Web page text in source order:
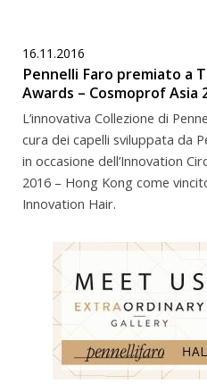
16.11.2016
Pennelli Faro premiato a
Awards – Cosmoprof Asia
L’innovativa Collezione di
cura dei capelli sviluppata da
in occasione dell’Innovation
2016 – Hong Kong come
Innovation Hair.